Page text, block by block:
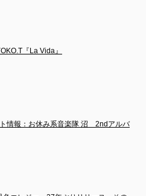
『La Vida』
情報：お休み系音楽隊 沼　2ndアルバ